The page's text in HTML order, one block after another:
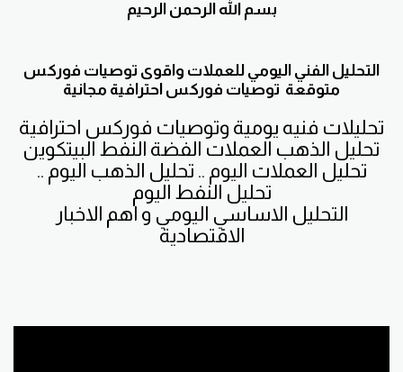
بسم الله الرحمن الرحيم
التحليل الفني اليومي للعملات واقوى توصيات فوركس
متوقعة توصيات فوركس احترافية مجانية
تحليلات فنيه يومية وتوصيات فوركس احترافية
تحليل الذهب العملات الفضة النفط البيتكوين
تحليل العملات اليوم .. تحليل الذهب اليوم ..
تحليل النفط اليوم
التحليل الاساسي اليومي و اهم الاخبار
الاقتصادية